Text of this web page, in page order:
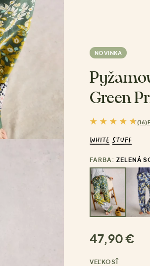
NOVINKA
Green
(16)
FARBA: ZELENÁ
47,90 €
VEĽKOSŤ